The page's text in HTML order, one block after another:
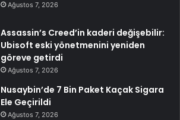
Ağustos 7, 2026
Assassin’s Creed’in kaderi değişebilir:
Ubisoft eski yönetmenini yeniden
göreve getirdi
Ağustos 7, 2026
Nusaybin’de 7 Bin Paket Kaçak Sigara
Ele Geçirildi
Ağustos 7, 2026